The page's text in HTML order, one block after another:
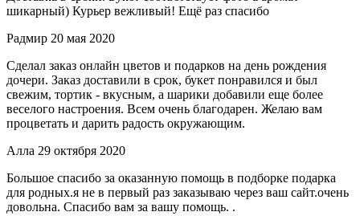
шикарный) Курьер вежливый! Ещё раз спасибо
Радмир 20 мая 2020
Сделал заказ онлайн цветов и подарков на день рождения
дочери. Заказ доставили в срок, букет понравился и был
свежим, тортик - вкусным, а шарики добавили еще более
веселого настроения. Всем очень благодарен. Желаю вам
процветать и дарить радость окружающим.
Алла 29 октября 2020
Большое спасибо за оказанную помощь в подборке подарка
для родных.я не в первый раз заказываю через ваш сайт.очень
довольна. Спасибо вам за вашу помощь. .